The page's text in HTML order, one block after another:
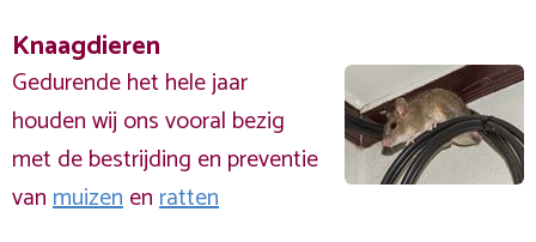
Knaagdieren
Gedurende het hele jaar
houden wij ons vooral bezig
met de bestrijding en preventie
vanmuizenenratten